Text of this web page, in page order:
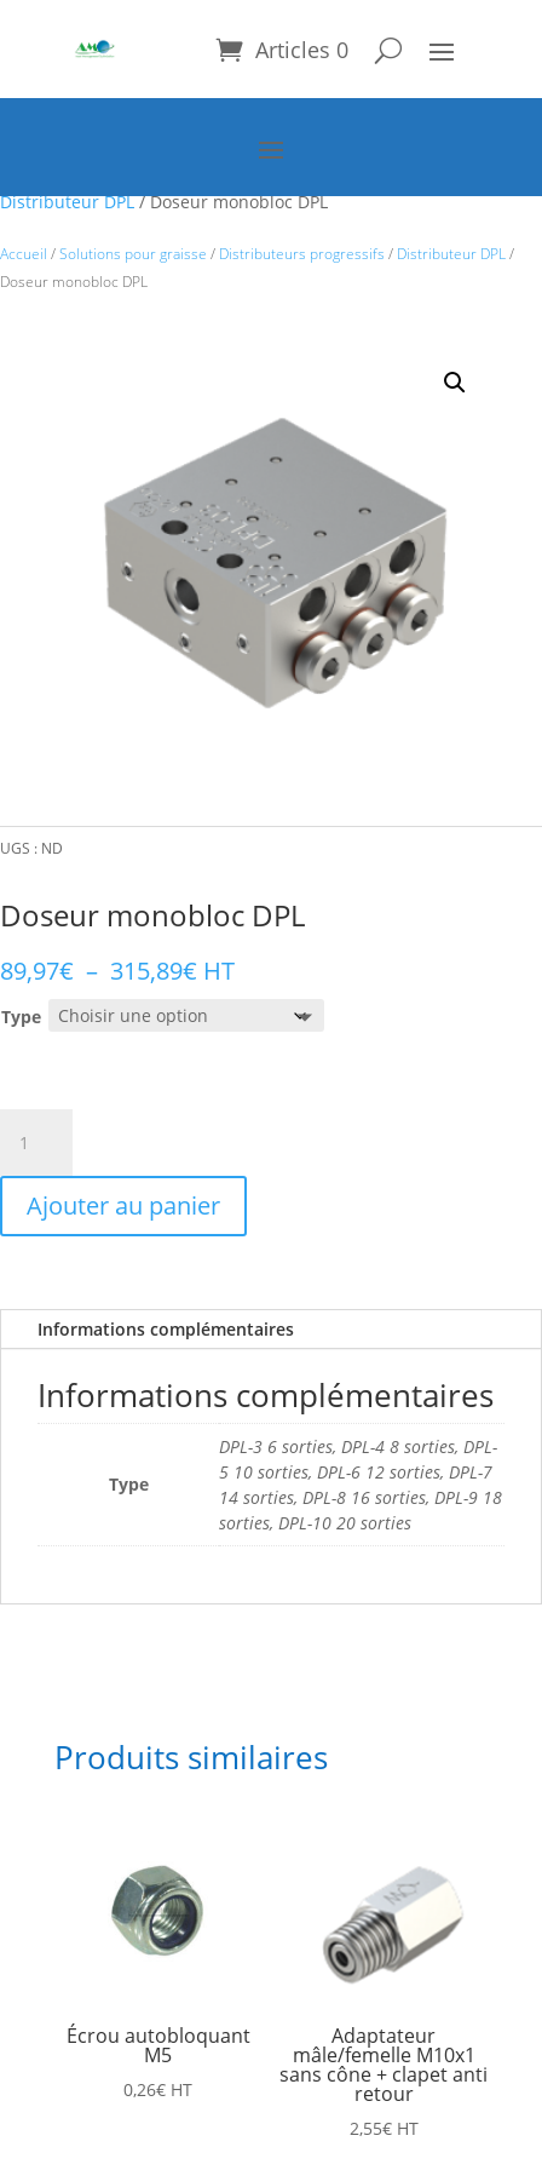
Articles 0
Distributeur DPL/ Doseur monobloc DPL
Accueil /Solutions pour graisse / Distributeurs progressifs / Distributeur DPL/
Doseur monobloc DPL
UGS : ND
Doseur monobloc DPL
89,97€ – 315,89€ Plage
prix :
HT
Type
Doseur
monobloc
DPL
Ajouter au panier
Informations complémentaires
Informations complémentaires
Type
DPL-3 6 sorties, DPL-4 8 sorties, DPL-
5 10 sorties, DPL-6 12 sorties, DPL-7
14 sorties, DPL-8 16 sorties, DPL-9 18
sorties, DPL-10 20 sorties
Produits similaires
Écrou autobloquant
M5
0,26€ HT
Adaptateur
mâle/femelle M10x1
sans cône + clapet anti
retour
2,55€ HT